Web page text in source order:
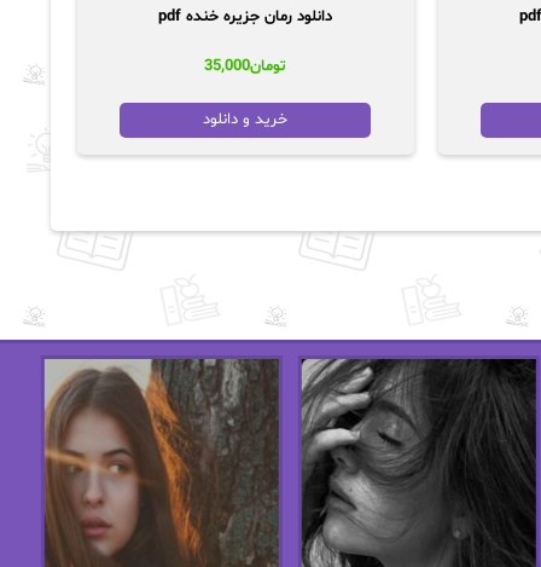
دانلود رمان جزیره خنده pdf
تومان35,000
خرید و دانلود